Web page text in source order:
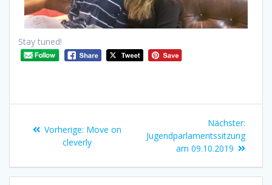
Stay tuned!
Vorherige: Move on
cleverly
Nächster:
Jugendparlamentssitzung
am 09.10.2019